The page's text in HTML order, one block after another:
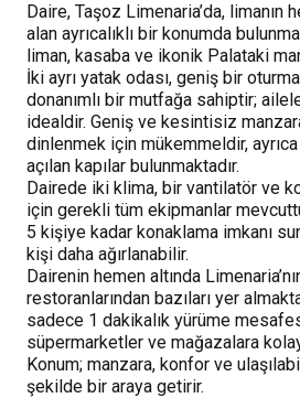
Daire, Taşoz Limenaria’da, limanın
alan ayrıcalıklı bir konumda
liman, kasaba ve ikonik Palataki
İki ayrı yatak odası, geniş bir
donanımlı bir mutfağa sahiptir;
idealdir. Geniş ve kesintisiz
dinlenmek için mükemmeldir,
açılan kapılar bulunmaktadır.
Dairede iki klima, bir vantilatör ve
için gerekli tüm ekipmanlar
5 kişiye kadar konaklama imkanı
kişi daha ağırlanabilir.
Dairenin hemen altında
restoranlarından bazıları yer
sadece 1 dakikalık yürüme
süpermarketler ve mağazalara
Konum; manzara, konfor ve
şekilde bir araya getirir.